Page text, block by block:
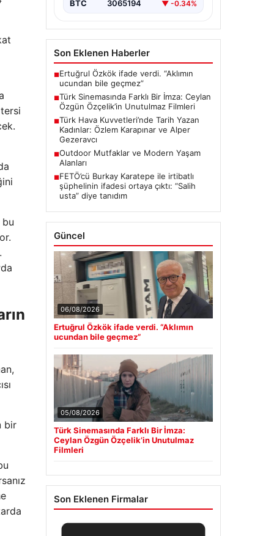
bir
BTC 3065194 ▼ -0.34%
Son Eklenen Haberler
■Ertuğrul Özkök ifade verdi. “Aklımın
ucundan bile geçmez”
■Türk Sinemasında Farklı Bir İmza: Ceylan
Özgün Özçelik’in Unutulmaz Filmleri
■Türk Hava Kuvvetleri’nde Tarih Yazan
Kadınlar: Özlem Karapınar ve Alper
Gezeravcı
■Outdoor Mutfaklar ve Modern Yaşam
Alanları
■FETÖ’cü Burkay Karatepe ile irtibatlı
şüphelinin ifadesi ortaya çıktı: “Salih
usta” diye tanıdım
Güncel
06/08/2026
Ertuğrul Özkök ifade verdi. “Aklımın
ucundan bile geçmez”
05/08/2026
Türk Sinemasında Farklı Bir İmza:
Ceylan Özgün Özçelik’in Unutulmaz
Filmleri
Son Eklenen Firmalar